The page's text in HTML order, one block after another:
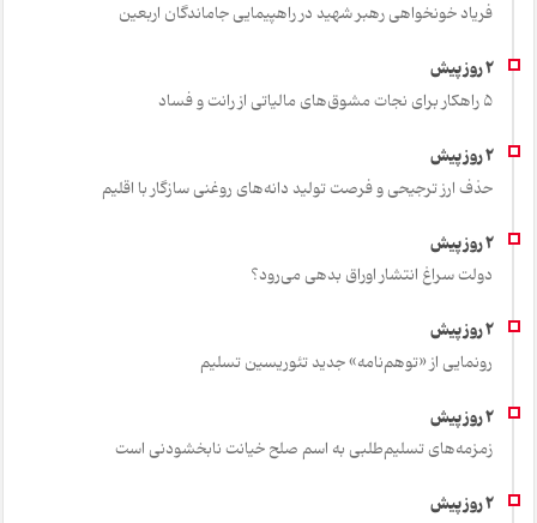
فریاد خونخواهی رهبر شهید در راهپیمایی جاماندگان اربعین
۵ راهکار برای نجات مشوق‌های مالیاتی از رانت و فساد
حذف ارز ترجیحی و فرصت تولید دانه‌های روغنی سازگار با اقلیم
دولت سراغ انتشار اوراق بدهی می‌رود؟
رونمایی از «توهم‌نامه» جدید تئور‌یسین تسلیم
زمزمه‌های تسلیم‌طلبی به اسم صلح خیانت نابخشودنی است